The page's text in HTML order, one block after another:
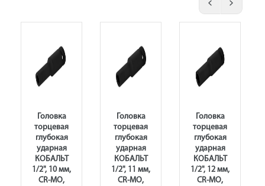
Головка
торцевая
глубокая
ударная
КОБАЛЬТ
1/2", 10 мм,
CR-MO,
Головка
торцевая
глубокая
ударная
КОБАЛЬТ
1/2", 11 мм,
CR-MO,
Головка
торцевая
глубокая
ударная
КОБАЛЬТ
1/2", 12 мм,
CR-MO,